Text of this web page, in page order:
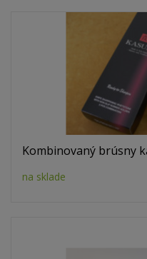
Kombinovaný brúsny
na sklade